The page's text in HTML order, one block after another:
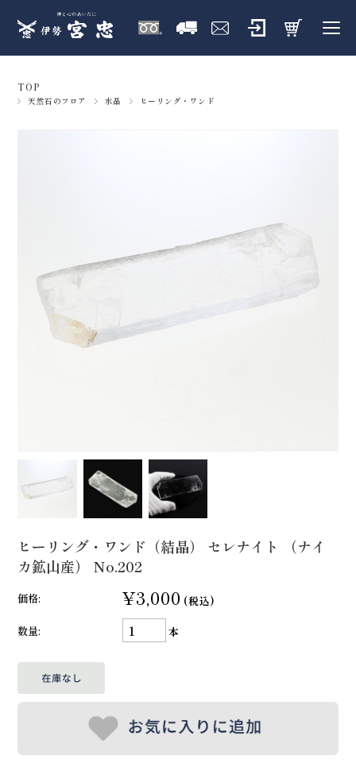
TOP
天然石のフロア 水晶 ヒーリング・ワンド
ヒーリング・ワンド（結晶） セレナイト （ナイ
カ鉱山産） No.202
価格: ¥3,000 (税込)
数量:
本